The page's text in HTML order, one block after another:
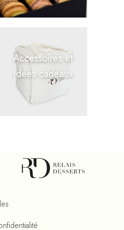
Accessoires et
idées cadeaux